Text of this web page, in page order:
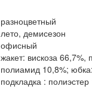
разноцветный
лето, демисезон
офисный
жакет: вискоза 66,7%,
полиамид 10,8%;
подкладка :